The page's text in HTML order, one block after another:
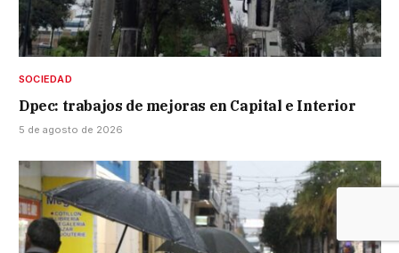
SOCIEDAD
Dpec: trabajos de mejoras en Capital e Interior
5 de agosto de 2026